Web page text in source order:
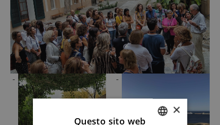
×
Questo sito web